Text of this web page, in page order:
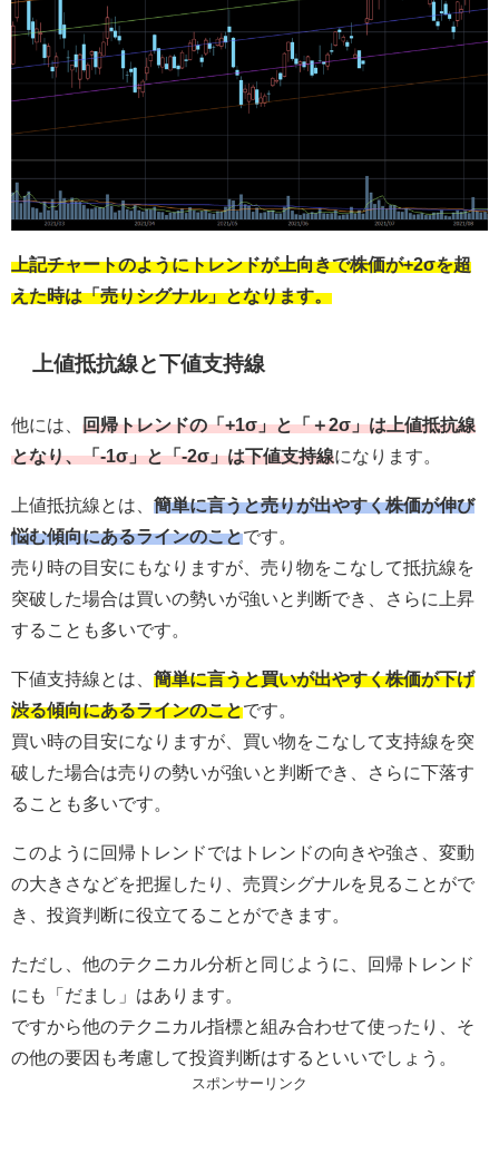
上記チャートのようにトレンドが上向きで株価が+2σを超
えた時は「売りシグナル」となります。
上値抵抗線と下値支持線
他には、 回帰トレンドの「+1σ」と「＋2σ」は上値抵抗線
となり、「-1σ」と「-2σ」は下値支持線になります。
上値抵抗線とは、 簡単に言うと売りが出やすく株価が伸び
悩む傾向にあるラインのことです。
売り時の目安にもなりますが、売り物をこなして抵抗線を
突破した場合は買いの勢いが強いと判断でき、さらに上昇
することも多いです。
下値支持線とは、 簡単に言うと買いが出やすく株価が下げ
渋る傾向にあるラインのことです。
買い時の目安になりますが、買い物をこなして支持線を突
破した場合は売りの勢いが強いと判断でき、さらに下落す
ることも多いです。
このように回帰トレンドではトレンドの向きや強さ、変動
の大きさなどを把握したり、売買シグナルを見ることがで
き、投資判断に役立てることができます。
ただし、他のテクニカル分析と同じように、回帰トレンド
にも「だまし」はあります。
ですから他のテクニカル指標と組み合わせて使ったり、そ
の他の要因も考慮して投資判断はするといいでしょう。
スポンサーリンク